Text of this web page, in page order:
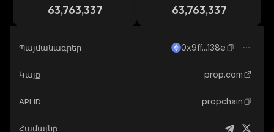
63,763,337 63,763,337
Պայմանագրեր 0x9ff...138e
Կայք prop.com
API ID propchain
Համայնք